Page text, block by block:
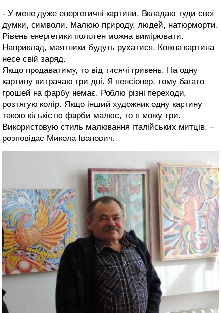
- У мене дуже енергетичні картини. Вкладаю туди свої
думки, символи. Малюю природу, людей, натюрморти.
Рівень енергетики полотен можна вимірювати.
Наприклад, маятники будуть рухатися. Кожна картина
несе свій заряд.
Якщо продаватиму, то від тисячі гривень. На одну
картину витрачаю три дні. Я пенсіонер, тому багато
грошей на фарбу немає. Роблю різні переходи,
розтягую колір. Якщо інший художник одну картину
такою кількістю фарби малює, то я можу три.
Використовую стиль малювання італійських митців, −
розповідає Микола Іванович.